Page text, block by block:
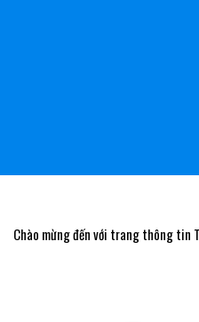
Chào mừng đến với trang thông tin